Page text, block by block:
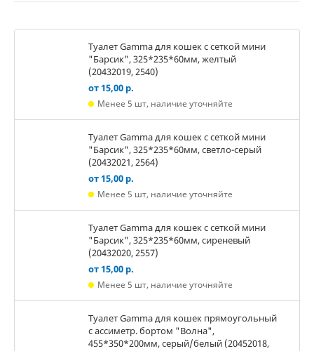
Туалет Gamma для кошек c сеткой мини
"Барсик", 325*235*60мм, желтый
(20432019, 2540)
от 15,00 р.
Менее 5 шт, наличие уточняйте
Туалет Gamma для кошек c сеткой мини
"Барсик", 325*235*60мм, светло-серый
(20432021, 2564)
от 15,00 р.
Менее 5 шт, наличие уточняйте
Туалет Gamma для кошек c сеткой мини
"Барсик", 325*235*60мм, сиреневый
(20432020, 2557)
от 15,00 р.
Менее 5 шт, наличие уточняйте
Туалет Gamma для кошек прямоугольный
с ассиметр. бортом "Волна",
455*350*200мм, серый/белый (20452018,